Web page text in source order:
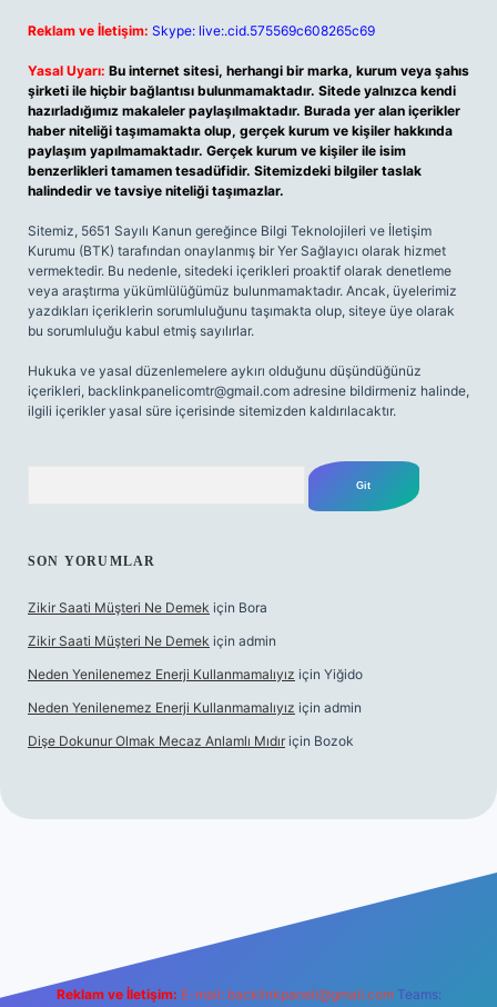
Reklam ve İletişim: Skype: live:.cid.575569c608265c69
Yasal Uyarı: Bu internet sitesi, herhangi bir marka, kurum veya şahıs
şirketi ile hiçbir bağlantısı bulunmamaktadır. Sitede yalnızca kendi
hazırladığımız makaleler paylaşılmaktadır. Burada yer alan içerikler
haber niteliği taşımamakta olup, gerçek kurum ve kişiler hakkında
paylaşım yapılmamaktadır. Gerçek kurum ve kişiler ile isim
benzerlikleri tamamen tesadüfidir. Sitemizdeki bilgiler taslak
halindedir ve tavsiye niteliği taşımazlar.
Sitemiz, 5651 Sayılı Kanun gereğince Bilgi Teknolojileri ve İletişim
Kurumu (BTK) tarafından onaylanmış bir Yer Sağlayıcı olarak hizmet
vermektedir. Bu nedenle, sitedeki içerikleri proaktif olarak denetleme
veya araştırma yükümlülüğümüz bulunmamaktadır. Ancak, üyelerimiz
yazdıkları içeriklerin sorumluluğunu taşımakta olup, siteye üye olarak
bu sorumluluğu kabul etmiş sayılırlar.
Hukuka ve yasal düzenlemelere aykırı olduğunu düşündüğünüz
içerikleri, backlinkpanelicomtr@gmail.com adresine bildirmeniz halinde,
ilgili içerikler yasal süre içerisinde sitemizden kaldırılacaktır.
SON YORUMLAR
Zikir Saati Müşteri Ne Demek için Bora
Zikir Saati Müşteri Ne Demek için admin
Neden Yenilenemez Enerji Kullanmamalıyız için Yiğido
Neden Yenilenemez Enerji Kullanmamalıyız için admin
Dişe Dokunur Olmak Mecaz Anlamlı Mıdır için Bozok
Reklam ve İletişim: E-mail: backlinkpaneli@gmail.com Teams: